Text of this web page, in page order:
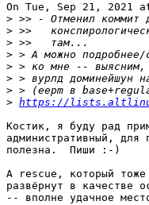
On Tue, Sep 21, 2021
>
>
>
>
>
>
>
> https://
Костик, я буду рад
административный,
полезна.  Пиши :-)
А rescue, который
развёрнут в качестве
-- вполне удачное